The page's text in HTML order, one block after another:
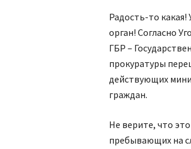
Радость-то
орган! Согласно
ГБР –
прокуратуры
действующих
граждан.
Не верите, что
пребывающих на